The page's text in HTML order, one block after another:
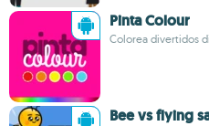
Pinta Colour
Colorea divertidos
Bee vs flying